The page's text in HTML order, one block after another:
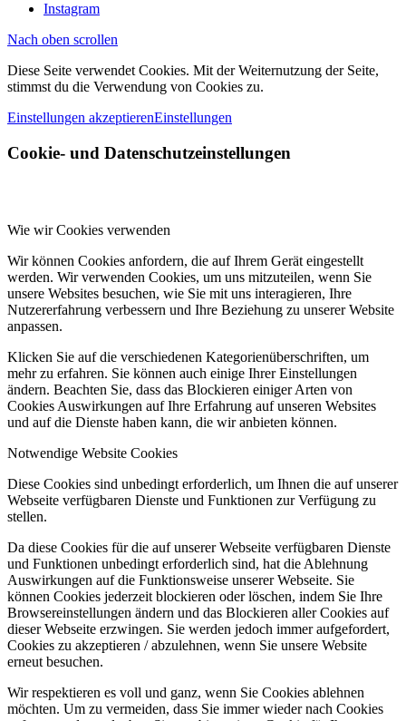
Instagram
Nach oben scrollen
Diese Seite verwendet Cookies. Mit der Weiternutzung der Seite,
stimmst du die Verwendung von Cookies zu.
Einstellungen akzeptierenEinstellungen
Cookie- und Datenschutzeinstellungen
Wie wir Cookies verwenden
Wir können Cookies anfordern, die auf Ihrem Gerät eingestellt
werden. Wir verwenden Cookies, um uns mitzuteilen, wenn Sie
unsere Websites besuchen, wie Sie mit uns interagieren, Ihre
Nutzererfahrung verbessern und Ihre Beziehung zu unserer Website
anpassen.
Klicken Sie auf die verschiedenen Kategorienüberschriften, um
mehr zu erfahren. Sie können auch einige Ihrer Einstellungen
ändern. Beachten Sie, dass das Blockieren einiger Arten von
Cookies Auswirkungen auf Ihre Erfahrung auf unseren Websites
und auf die Dienste haben kann, die wir anbieten können.
Notwendige Website Cookies
Diese Cookies sind unbedingt erforderlich, um Ihnen die auf unserer
Webseite verfügbaren Dienste und Funktionen zur Verfügung zu
stellen.
Da diese Cookies für die auf unserer Webseite verfügbaren Dienste
und Funktionen unbedingt erforderlich sind, hat die Ablehnung
Auswirkungen auf die Funktionsweise unserer Webseite. Sie
können Cookies jederzeit blockieren oder löschen, indem Sie Ihre
Browsereinstellungen ändern und das Blockieren aller Cookies auf
dieser Webseite erzwingen. Sie werden jedoch immer aufgefordert,
Cookies zu akzeptieren / abzulehnen, wenn Sie unsere Website
erneut besuchen.
Wir respektieren es voll und ganz, wenn Sie Cookies ablehnen
möchten. Um zu vermeiden, dass Sie immer wieder nach Cookies